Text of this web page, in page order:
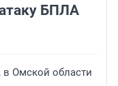
БПЛА
Омской области